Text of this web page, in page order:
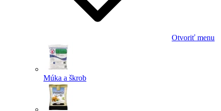
Otvoriť menu
Múka a škrob
Powered by chaterimo